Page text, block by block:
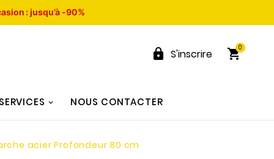
: jusqu’à -90%
 S'inscrire 
0
SERVICES NOUS CONTACTER
acier Profondeur 80 cm